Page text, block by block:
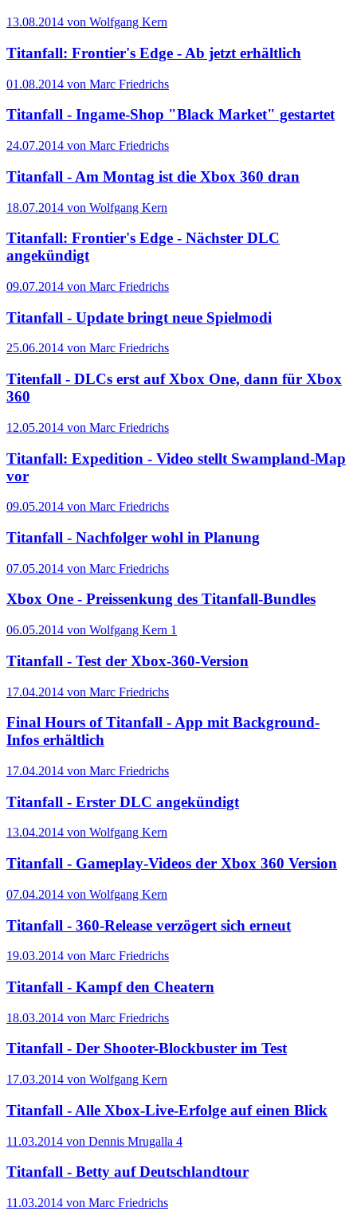
13.08.2014 von Wolfgang Kern
Titanfall: Frontier's Edge - Ab jetzt erhältlich
01.08.2014 von Marc Friedrichs
Titanfall - Ingame-Shop "Black Market" gestartet
24.07.2014 von Marc Friedrichs
Titanfall - Am Montag ist die Xbox 360 dran
18.07.2014 von Wolfgang Kern
Titanfall: Frontier's Edge - Nächster DLC
angekündigt
09.07.2014 von Marc Friedrichs
Titanfall - Update bringt neue Spielmodi
25.06.2014 von Marc Friedrichs
Titenfall - DLCs erst auf Xbox One, dann für Xbox
360
12.05.2014 von Marc Friedrichs
Titanfall: Expedition - Video stellt Swampland-Map
vor
09.05.2014 von Marc Friedrichs
Titanfall - Nachfolger wohl in Planung
07.05.2014 von Marc Friedrichs
Xbox One - Preissenkung des Titanfall-Bundles
06.05.2014 von Wolfgang Kern 1
Titanfall - Test der Xbox-360-Version
17.04.2014 von Marc Friedrichs
Final Hours of Titanfall - App mit Background-
Infos erhältlich
17.04.2014 von Marc Friedrichs
Titanfall - Erster DLC angekündigt
13.04.2014 von Wolfgang Kern
Titanfall - Gameplay-Videos der Xbox 360 Version
07.04.2014 von Wolfgang Kern
Titanfall - 360-Release verzögert sich erneut
19.03.2014 von Marc Friedrichs
Titanfall - Kampf den Cheatern
18.03.2014 von Marc Friedrichs
Titanfall - Der Shooter-Blockbuster im Test
17.03.2014 von Wolfgang Kern
Titanfall - Alle Xbox-Live-Erfolge auf einen Blick
11.03.2014 von Dennis Mrugalla 4
Titanfall - Betty auf Deutschlandtour
11.03.2014 von Marc Friedrichs